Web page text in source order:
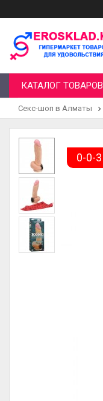
КАТАЛОГ ТОВАРОВ
Секс-шоп в Алматы
0-0-